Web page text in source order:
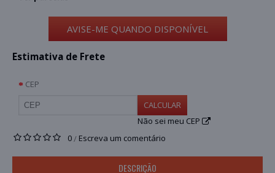
AVISE-ME QUANDO DISPONÍVEL
Estimativa de Frete
CEP
CALCULAR
Não sei meu CEP
0/ Escreva um comentário
DESCRIÇÃO